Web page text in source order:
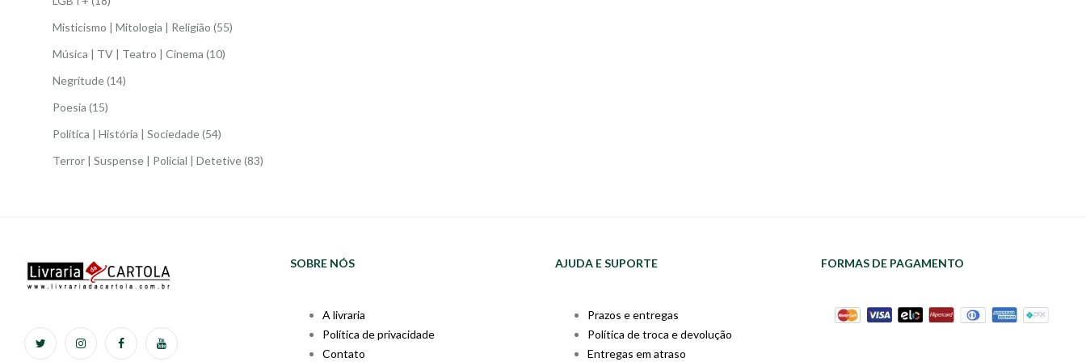
Misticismo | Mitologia | Religião (55)
Música | TV | Teatro | Cinema (10)
Negritude(14)
Poesia (15)
Política | História | Sociedade(54)
Terror | Suspense | Policial | Detetive(83)
SOBRE NÓS
A livraria
Política de privacidade
Contato
AJUDA E SUPORTE
Prazos e entregas
Política de troca e devolução
Entregas em atraso
FORMAS DE PAGAMENTO